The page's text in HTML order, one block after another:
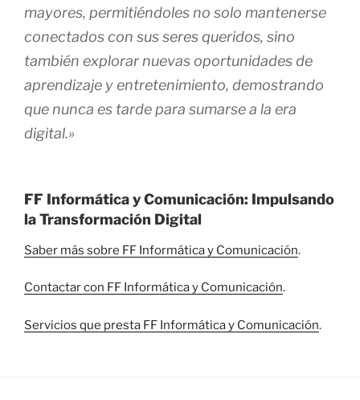
mayores, permitiéndoles no solo mantenerse
conectados con sus seres queridos, sino
también explorar nuevas oportunidades de
aprendizaje y entretenimiento, demostrando
que nunca es tarde para sumarse a la era
digital.»
FF Informática y Comunicación: Impulsando
la Transformación Digital
Saber más sobre FF Informática y Comunicación.
Contactar con FF Informática y Comunicación.
Servicios que presta FF Informática y Comunicación.